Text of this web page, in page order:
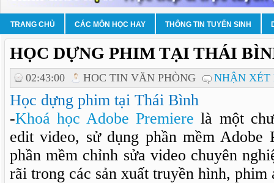
TRANG CHỦ CÁC MÔN HỌC HAY THÔNG TIN TUYỂN SINH
HỌC DỰNG PHIM TẠI THÁI
02:43:00 HOC TIN VĂN PHÒNG NHẬN
Học dựng phim tại Thái Bình
-Khoá học Adobe Premiere là một
edit video, sử dụng phần mềm Adobe
phần mềm chỉnh sửa video chuyên
rãi trong các sản xuất truyền hình, phim